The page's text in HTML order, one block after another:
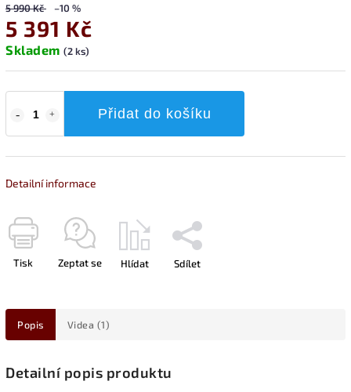
5 990 Kč –10 %
5 391 Kč
Skladem (2 ks)
Přidat do košíku
Detailní informace
Tisk Zeptat se Hlídat Sdílet
Popis Videa (1)
Detailní popis produktu